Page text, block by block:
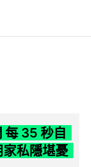
每 35 秒自
私隱堪憂